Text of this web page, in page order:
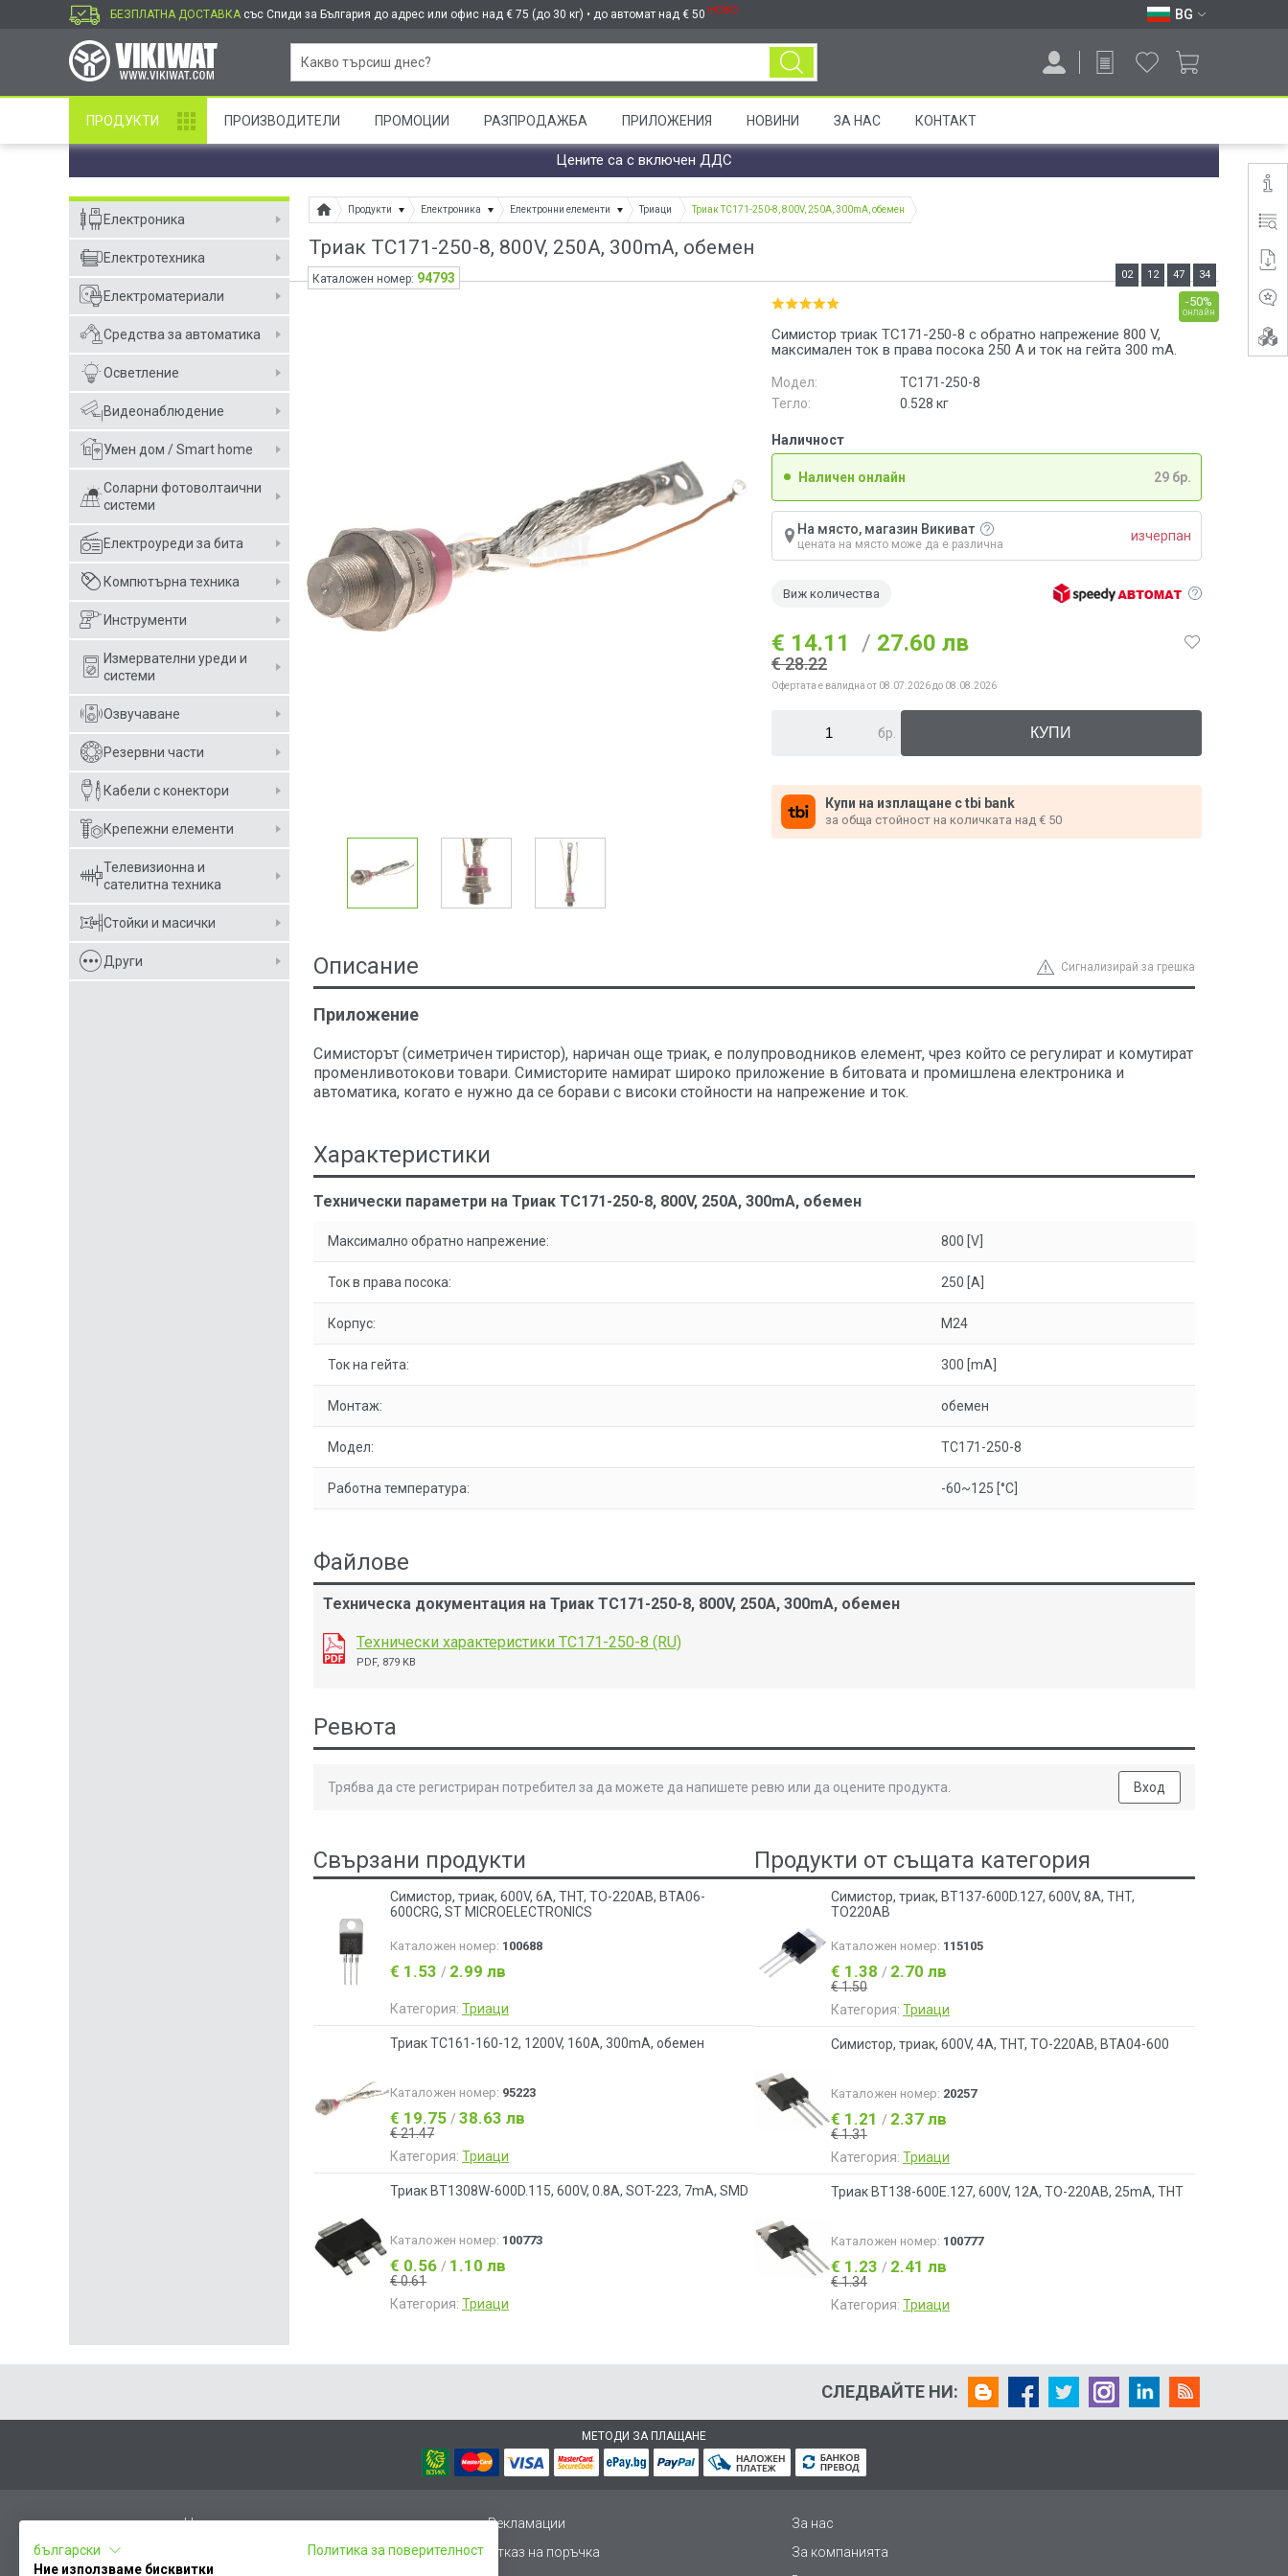
БЕЗПЛАТНА ДОСТАВКА със Спиди за България до адрес или офис над € 75 (до 30 кг) • до автомат над € 50 НОВО BG
ПРОДУКТИ ПРОИЗВОДИТЕЛИ ПРОМОЦИИ РАЗПРОДАЖБА ПРИЛОЖЕНИЯ НОВИНИ ЗА НАС КОНТАКТ
Цените са с включен ДДС
Електроника
Електротехника
Електроматериали
Средства за автоматика
Осветление
Видеонаблюдение
Умен дом / Smart home
Соларни фотоволтаични
системи
Електроуреди за бита
Компютърна техника
Инструменти
Измервателни уреди и
системи
Озвучаване
Резервни части
Кабели с конектори
Крепежни елементи
Телевизионна и
сателитна техника
Стойки и масички
Други
Продукти Електроника Електронни елементи Триаци Триак ТС171-250-8, 800V, 250A, 300mA, обемен
Триак ТС171-250-8, 800V, 250A, 300mA, обемен
Симистор триак ТС171-250-8 с обратно напрежение 800 V,
максимален ток в права посока 250 A и ток на гейта 300 mA.
Модел:
ТС171-250-8
Тегло:
0.528 кг
Наличност
Наличен онлайн 29 бр.
На място, магазин Викиват
цената на място може да е различна
изчерпан
Виж количества
-50%
онлайн
02 12 47 33
€ 14.11 / 27.60 лв
€ 28.22
Офертата е валидна от 08.07.2026 до 08.08.2026
бр.
Купи на изплащане с tbi bank
за обща стойност на количката над € 50
Каталожен номер: 94793
Сигнализирай за грешка
Описание
Приложение
Симисторът (симетричен тиристор), наричан още триак, е полупроводников елемент, чрез който се регулират и комутират
променливотокови товари. Симисторите намират широко приложение в битовата и промишлена електроника и
автоматика, когато е нужно да се борави с високи стойности на напрежение и ток.
Характеристики
Технически параметри на Триак ТС171-250-8, 800V, 250A, 300mA, обемен
Максимално обратно напрежение: 800 [V]
Ток в права посока: 250 [A]
Корпус: M24
Ток на гейта: 300 [mA]
Монтаж: обемен
Модел: ТС171-250-8
Работна температура: -60~125 [°C]
Файлове
Техническа документация на Триак ТС171-250-8, 800V, 250A, 300mA, обемен
Технически характеристики ТС171-250-8 (RU)
PDF, 879 KB
Ревюта
Трябва да сте регистриран потребител за да можете да напишете ревю или да оцените продукта. Вход
Свързани продукти
Симистор, триак, 600V, 6A, THT, TO-220AB, BTA06-
600CRG, ST MICROELECTRONICS
Каталожен номер: 100688
€ 1.53 / 2.99 лв
Категория: Триаци
Триак ТС161-160-12, 1200V, 160A, 300mA, обемен
Каталожен номер: 95223
€ 19.75 / 38.63 лв
€ 21.47
Категория: Триаци
Триак BT1308W-600D.115, 600V, 0.8A, SOT-223, 7mA, SMD
Каталожен номер: 100773
€ 0.56 / 1.10 лв
€ 0.61
Категория: Триаци
Продукти от същата категория
Симистор, триак, BT137-600D.127, 600V, 8A, THT,
TO220AB
Каталожен номер: 115105
€ 1.38 / 2.70 лв
€ 1.50
Категория: Триаци
Симистор, триак, 600V, 4A, THT, TO-220AB, BTA04-600
Каталожен номер: 20257
€ 1.21 / 2.37 лв
€ 1.31
Категория: Триаци
Триак BT138-600E.127, 600V, 12A, TO-220AB, 25mA, THT
Каталожен номер: 100777
€ 1.23 / 2.41 лв
€ 1.34
Категория: Триаци
СЛЕДВАЙТЕ НИ:
МЕТОДИ ЗА ПЛАЩАНЕ
Начало Рекламации
За нас
Отказ на поръчка
За компанията
български
Политика за поверителност
Ние използваме бисквитки